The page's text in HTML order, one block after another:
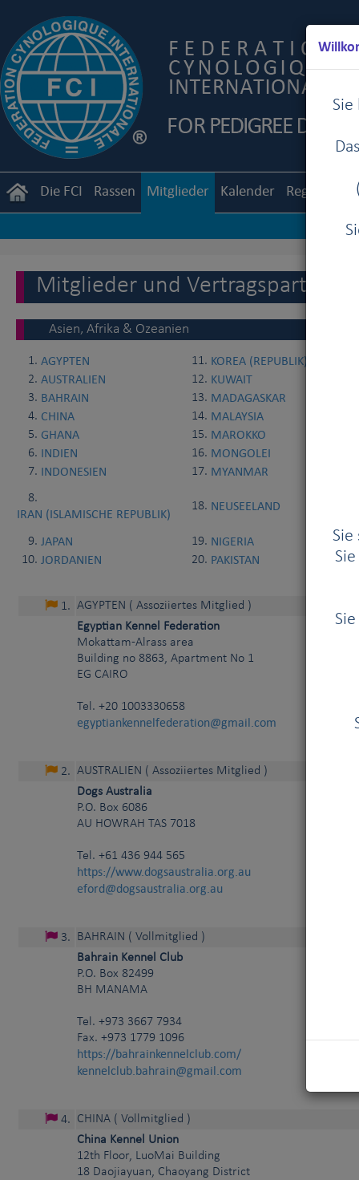
Sie
Sie
Die FCI Rassen Mitglieder Kalender Reglemente
Mitglieder und Vertragspartner
Asien, Afrika & Ozeanien
1. AGYPTEN 11. KOREA (REPUBLIK)
2. AUSTRALIEN 12. KUWAIT
3. BAHRAIN 13. MADAGASKAR
4. CHINA 14. MALAYSIA
5. GHANA 15. MAROKKO
6. INDIEN 16. MONGOLEI
7. INDONESIEN 17. MYANMAR
8.
IRAN (ISLAMISCHE REPUBLIK) 18. NEUSEELAND
9. JAPAN 19. NIGERIA
10. JORDANIEN 20. PAKISTAN
1. AGYPTEN ( Assoziiertes Mitglied )
Egyptian Kennel Federation
Mokattam-Alrass area
Building no 8863, Apartment No 1
EG CAIRO
Tel. +20 1003330658
egyptiankennelfederation@gmail.com
2. AUSTRALIEN ( Assoziiertes Mitglied )
Dogs Australia
P.O. Box 6086
AU HOWRAH TAS 7018
Tel. +61 436 944 565
https://www.dogsaustralia.org.au
eford@dogsaustralia.org.au
3. BAHRAIN ( Vollmitglied )
Bahrain Kennel Club
P.O. Box 82499
BH MANAMA
Tel. +973 3667 7934
Fax. +973 1779 1096
https://bahrainkennelclub.com/
kennelclub.bahrain@gmail.com
4. CHINA ( Vollmitglied )
China Kennel Union
12th Floor, LuoMai Building
18 Daojiayuan, Chaoyang District